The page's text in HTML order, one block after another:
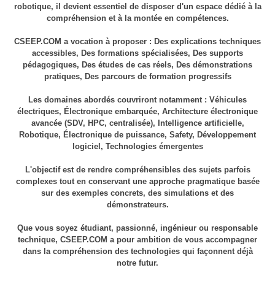
robotique, il devient essentiel de disposer d'un espace dédié à la
compréhension et à la montée en compétences.
CSEEP.COM a vocation à proposer : Des explications techniques
accessibles, Des formations spécialisées, Des supports
pédagogiques, Des études de cas réels, Des démonstrations
pratiques, Des parcours de formation progressifs
Les domaines abordés couvriront notamment : Véhicules
électriques, Électronique embarquée, Architecture électronique
avancée (SDV, HPC, centralisée), Intelligence artificielle,
Robotique, Électronique de puissance, Safety, Développement
logiciel, Technologies émergentes
L'objectif est de rendre compréhensibles des sujets parfois
complexes tout en conservant une approche pragmatique basée
sur des exemples concrets, des simulations et des
démonstrateurs.
Que vous soyez étudiant, passionné, ingénieur ou responsable
technique, CSEEP.COM a pour ambition de vous accompagner
dans la compréhension des technologies qui façonnent déjà
notre futur.